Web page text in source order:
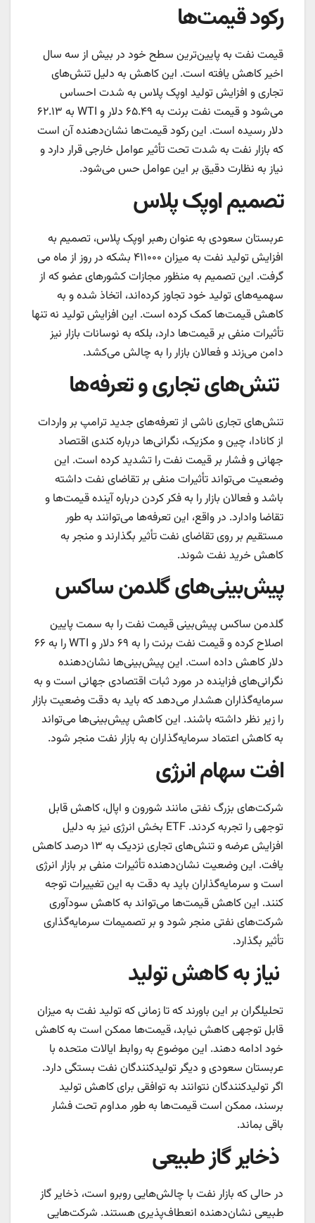
رکود قیمت‌ها
قیمت نفت به پایین‌ترین سطح خود در بیش از سه سال
اخیر کاهش یافته است. این کاهش به دلیل تنش‌های
تجاری و افزایش تولید اوپک پلاس به شدت احساس
می‌شود و قیمت نفت برنت به ۶۵.۴۹ دلار و WTI به ۶۲.۱۳
دلار رسیده است. این رکود قیمت‌ها نشان‌دهنده آن است
که بازار نفت به شدت تحت تأثیر عوامل خارجی قرار دارد و
نیاز به نظارت دقیق بر این عوامل حس می‌شود.
تصمیم اوپک پلاس
عربستان سعودی به عنوان رهبر اوپک پلاس، تصمیم به
افزایش تولید نفت به میزان ۴۱۱۰۰۰ بشکه در روز از ماه می
گرفت. این تصمیم به منظور مجازات کشورهای عضو که از
سهمیه‌های تولید خود تجاوز کرده‌اند، اتخاذ شده و به
کاهش قیمت‌ها کمک کرده است. این افزایش تولید نه تنها
تأثیرات منفی بر قیمت‌ها دارد، بلکه به نوسانات بازار نیز
دامن می‌زند و فعالان بازار را به چالش می‌کشد.
تنش‌های تجاری و تعرفه‌ها
تنش‌های تجاری ناشی از تعرفه‌های جدید ترامپ بر واردات
از کانادا، چین و مکزیک، نگرانی‌ها درباره کندی اقتصاد
جهانی و فشار بر قیمت نفت را تشدید کرده است. این
وضعیت می‌تواند تأثیرات منفی بر تقاضای نفت داشته
باشد و فعالان بازار را به فکر کردن درباره آینده قیمت‌ها و
تقاضا وادارد. در واقع، این تعرفه‌ها می‌توانند به طور
مستقیم بر روی تقاضای نفت تأثیر بگذارند و منجر به
کاهش خرید نفت شوند.
پیش‌بینی‌های گلدمن ساکس
گلدمن ساکس پیش‌بینی قیمت نفت را به سمت پایین
اصلاح کرده و قیمت نفت برنت را به ۶۹ دلار و WTI را به ۶۶
دلار کاهش داده است. این پیش‌بینی‌ها نشان‌دهنده
نگرانی‌های فزاینده در مورد ثبات اقتصادی جهانی است و به
سرمایه‌گذاران هشدار می‌دهد که باید به دقت وضعیت بازار
را زیر نظر داشته باشند. این کاهش پیش‌بینی‌ها می‌تواند
به کاهش اعتماد سرمایه‌گذاران به بازار نفت منجر شود.
افت سهام انرژی
شرکت‌های بزرگ نفتی مانند شورون و اپال، کاهش قابل
توجهی را تجربه کردند. ETF بخش انرژی نیز به دلیل
افزایش عرضه و تنش‌های تجاری نزدیک به ۱۳ درصد کاهش
یافت. این وضعیت نشان‌دهنده تأثیرات منفی بر بازار انرژی
است و سرمایه‌گذاران باید به دقت به این تغییرات توجه
کنند. این کاهش قیمت‌ها می‌تواند به کاهش سودآوری
شرکت‌های نفتی منجر شود و بر تصمیمات سرمایه‌گذاری
تأثیر بگذارد.
نیاز به کاهش تولید
تحلیلگران بر این باورند که تا زمانی که تولید نفت به میزان
قابل توجهی کاهش نیابد، قیمت‌ها ممکن است به کاهش
خود ادامه دهند. این موضوع به روابط ایالات متحده با
عربستان سعودی و دیگر تولیدکنندگان نفت بستگی دارد.
اگر تولیدکنندگان نتوانند به توافقی برای کاهش تولید
برسند، ممکن است قیمت‌ها به طور مداوم تحت فشار
باقی بماند.
ذخایر گاز طبیعی
در حالی که بازار نفت با چالش‌هایی روبرو است، ذخایر گاز
طبیعی نشان‌دهنده انعطاف‌پذیری هستند. شرکت‌هایی